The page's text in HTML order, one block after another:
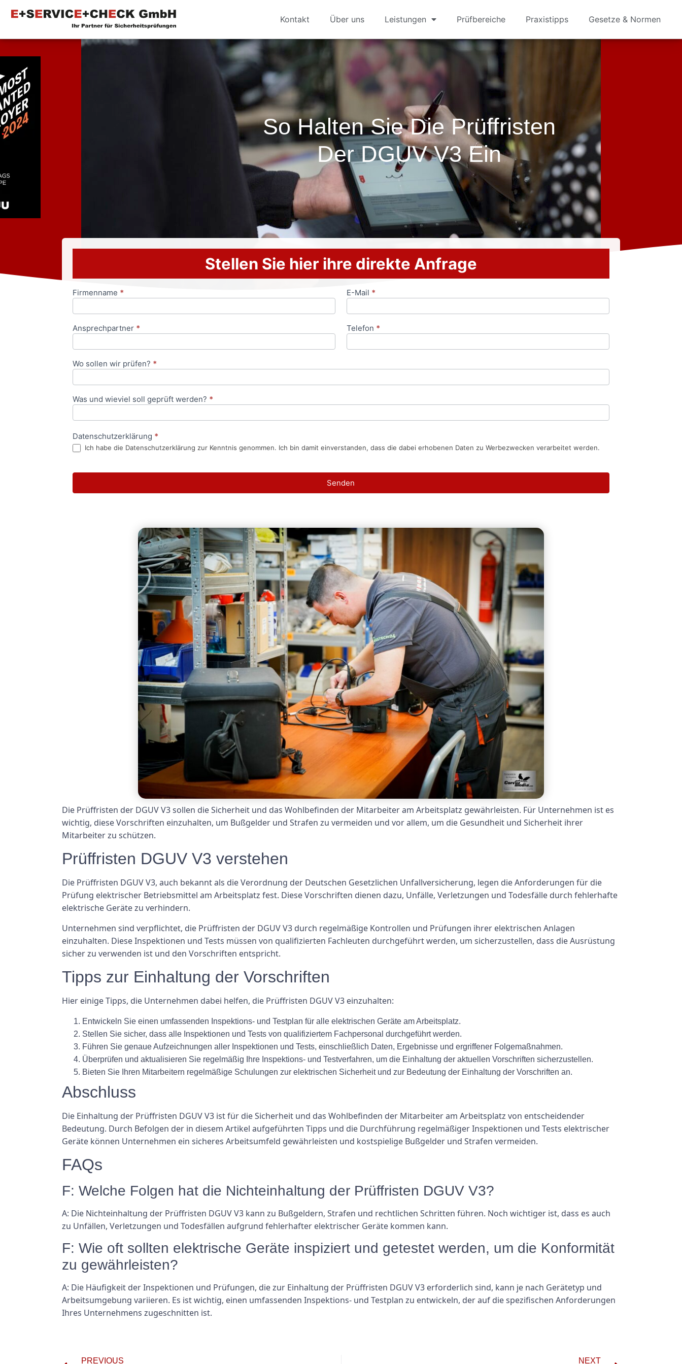
Kontakt Über uns Leistungen Prüfbereiche Praxistipps Gesetze & Normen
So Halten Sie Die Prüffristen
Der DGUV V3 Ein
Stellen Sie hier ihre direkte Anfrage
Anfrageformular
Firmenname * E-Mail *
Ansprechpartner * Telefon *
Wo sollen wir prüfen? *
Was und wieviel soll geprüft werden? *
Datenschutzerklärung *
Ich habe die Datenschutzerklärung zur Kenntnis genommen. Ich bin damit einverstanden, dass die dabei erhobenen Daten zu Werbezwecken verarbeitet werden.
Senden
Die Prüffristen der DGUV V3 sollen die Sicherheit und das Wohlbefinden der Mitarbeiter am Arbeitsplatz gewährleisten. Für Unternehmen ist es
wichtig, diese Vorschriften einzuhalten, um Bußgelder und Strafen zu vermeiden und vor allem, um die Gesundheit und Sicherheit ihrer
Mitarbeiter zu schützen.
Prüffristen DGUV V3 verstehen
Die Prüffristen DGUV V3, auch bekannt als die Verordnung der Deutschen Gesetzlichen Unfallversicherung, legen die Anforderungen für die
Prüfung elektrischer Betriebsmittel am Arbeitsplatz fest. Diese Vorschriften dienen dazu, Unfälle, Verletzungen und Todesfälle durch fehlerhafte
elektrische Geräte zu verhindern.
Unternehmen sind verpflichtet, die Prüffristen der DGUV V3 durch regelmäßige Kontrollen und Prüfungen ihrer elektrischen Anlagen
einzuhalten. Diese Inspektionen und Tests müssen von qualifizierten Fachleuten durchgeführt werden, um sicherzustellen, dass die Ausrüstung
sicher zu verwenden ist und den Vorschriften entspricht.
Tipps zur Einhaltung der Vorschriften
Hier einige Tipps, die Unternehmen dabei helfen, die Prüffristen DGUV V3 einzuhalten:
Entwickeln Sie einen umfassenden Inspektions- und Testplan für alle elektrischen Geräte am Arbeitsplatz.
Stellen Sie sicher, dass alle Inspektionen und Tests von qualifiziertem Fachpersonal durchgeführt werden.
Führen Sie genaue Aufzeichnungen aller Inspektionen und Tests, einschließlich Daten, Ergebnisse und ergriffener Folgemaßnahmen.
Überprüfen und aktualisieren Sie regelmäßig Ihre Inspektions- und Testverfahren, um die Einhaltung der aktuellen Vorschriften sicherzustellen.
Bieten Sie Ihren Mitarbeitern regelmäßige Schulungen zur elektrischen Sicherheit und zur Bedeutung der Einhaltung der Vorschriften an.
Abschluss
Die Einhaltung der Prüffristen DGUV V3 ist für die Sicherheit und das Wohlbefinden der Mitarbeiter am Arbeitsplatz von entscheidender
Bedeutung. Durch Befolgen der in diesem Artikel aufgeführten Tipps und die Durchführung regelmäßiger Inspektionen und Tests elektrischer
Geräte können Unternehmen ein sicheres Arbeitsumfeld gewährleisten und kostspielige Bußgelder und Strafen vermeiden.
FAQs
F: Welche Folgen hat die Nichteinhaltung der Prüffristen DGUV V3?
A: Die Nichteinhaltung der Prüffristen DGUV V3 kann zu Bußgeldern, Strafen und rechtlichen Schritten führen. Noch wichtiger ist, dass es auch
zu Unfällen, Verletzungen und Todesfällen aufgrund fehlerhafter elektrischer Geräte kommen kann.
F: Wie oft sollten elektrische Geräte inspiziert und getestet werden, um die Konformität
zu gewährleisten?
A: Die Häufigkeit der Inspektionen und Prüfungen, die zur Einhaltung der Prüffristen DGUV V3 erforderlich sind, kann je nach Gerätetyp und
Arbeitsumgebung variieren. Es ist wichtig, einen umfassenden Inspektions- und Testplan zu entwickeln, der auf die spezifischen Anforderungen
Ihres Unternehmens zugeschnitten ist.
PREVIOUS NEXT